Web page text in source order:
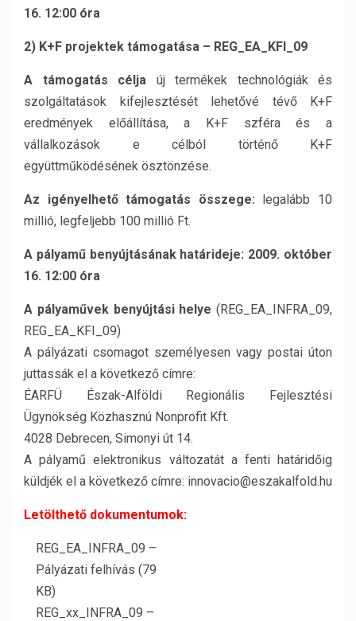
16. 12:00 óra
2) K+F projektek támogatása – REG_EA_KFI_09
A támogatás célja új termékek technológiák és
szolgáltatások kifejlesztését lehetővé tévő K+F
eredmények előállítása, a K+F szféra és a
vállalkozások e célból történő K+F
együttműködésének ösztönzése.
Az igényelhető támogatás összege: legalább 10
millió, legfeljebb 100 millió Ft.
A pályamű benyújtásának határideje: 2009. október
16. 12:00 óra
A pályaművek benyújtási helye (REG_EA_INFRA_09,
REG_EA_KFI_09)
A pályázati csomagot személyesen vagy postai úton
juttassák el a következő címre:
ÉARFÜ Észak-Alföldi Regionális Fejlesztési
Ügynökség Közhasznú Nonprofit Kft.
4028 Debrecen, Simonyi út 14.
A pályamű elektronikus változatát a fenti határidőig
küldjék el a következő címre: innovacio@eszakalfold.hu
Letölthető dokumentumok:
REG_EA_INFRA_09 –
Pályázati felhívás (79
KB)
REG_xx_INFRA_09 –